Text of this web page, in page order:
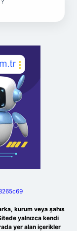
kurum veya şahıs
yalnızca kendi
yer alan içerikler